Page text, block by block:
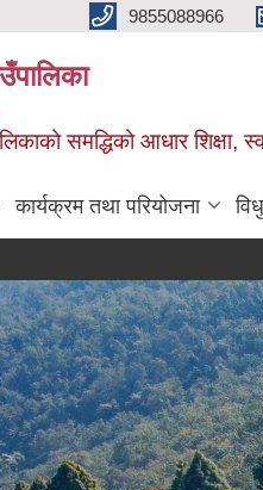
9855088966
समद्धिको आधार शिक्षा,
कार्यक्रम तथा परियोजना